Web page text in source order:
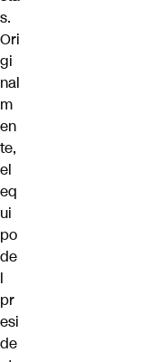
s.
Ori
gi
nal
m
en
te,
el
eq
ui
po
de
l
pr
esi
de